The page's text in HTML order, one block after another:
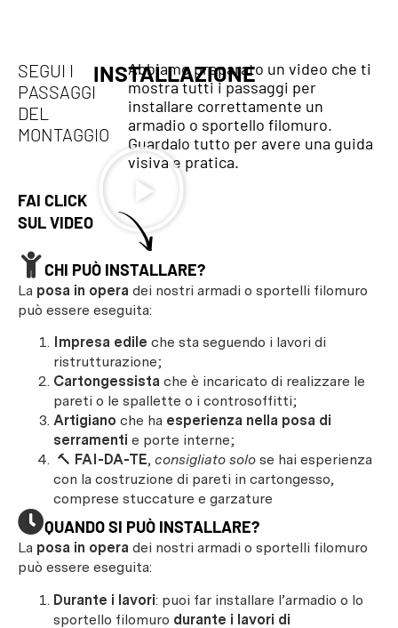
SEGUI I
PASSAGGI
DEL
MONTAGGIO
INSTALLAZIONE
Abbiamo preparato un video che ti
mostra tutti i passaggi per
installare correttamente un
armadio o sportello filomuro.
Guardalo tutto per avere una guida
visiva e pratica.
FAI CLICK
SUL VIDEO
CHI PUÒ INSTALLARE?
La posa in opera dei nostri armadi o sportelli filomuro
può essere eseguita:
Impresa edile che sta seguendo i lavori di
ristrutturazione;
Cartongessista che è incaricato di realizzare le
pareti o le spallette o i controsoffitti;
Artigiano che ha esperienza nella posa di
serramenti e porte interne;
🔨 FAI-DA-TE, consigliato solo se hai esperienza
con la costruzione di pareti in cartongesso,
comprese stuccature e garzature
QUANDO SI PUÒ INSTALLARE?
La posa in opera dei nostri armadi o sportelli filomuro
può essere eseguita:
Durante i lavori: puoi far installare l’armadio o lo
sportello filomuro durante i lavori di